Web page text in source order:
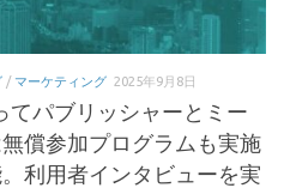
/ マーケティング 2025年9月8日
てパブリッシャーとミー
償参加プログラムも実施
利用者インタビューを実